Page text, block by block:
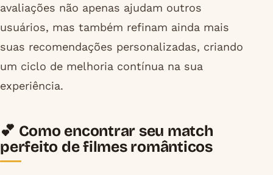
avaliações não apenas ajudam outros
usuários, mas também refinam ainda mais
suas recomendações personalizadas, criando
um ciclo de melhoria contínua na sua
experiência.
💕 Como encontrar seu match
perfeito de filmes românticos